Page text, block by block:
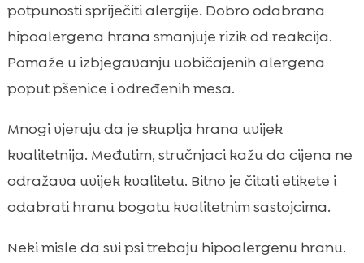
potpunosti spriječiti alergije. Dobro odabrana
hipoalergena hrana smanjuje rizik od reakcija.
Pomaže u izbjegavanju uobičajenih alergena
poput pšenice i određenih mesa.
Mnogi vjeruju da je skuplja hrana uvijek
kvalitetnija. Međutim, stručnjaci kažu da cijena ne
odražava uvijek kvalitetu. Bitno je čitati etikete i
odabrati hranu bogatu kvalitetnim sastojcima.
Neki misle da svi psi trebaju hipoalergenu hranu.